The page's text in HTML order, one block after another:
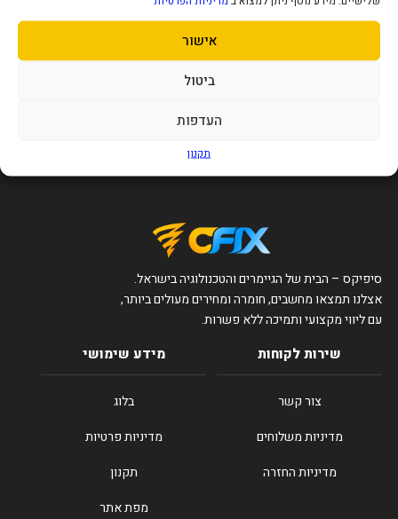
אישור
ביטול
העדפות
תקנון
250
3.5/2.5 MAIVO USB3.0 Dual Bay
166
סיפיקס – הבית של הגיימרים והטכנולוגיה בישראל.
אצלנו תמצאו מחשבים, חומרה ומחירים מעולים ביותר,
עם ליווי מקצועי ותמיכה ללא פשרות.
שירות לקוחות
צור קשר
מדיניות משלוחים
מדיניות החזרה
מידע שימושי
בלוג
מדיניות פרטיות
תקנון
מפת אתר